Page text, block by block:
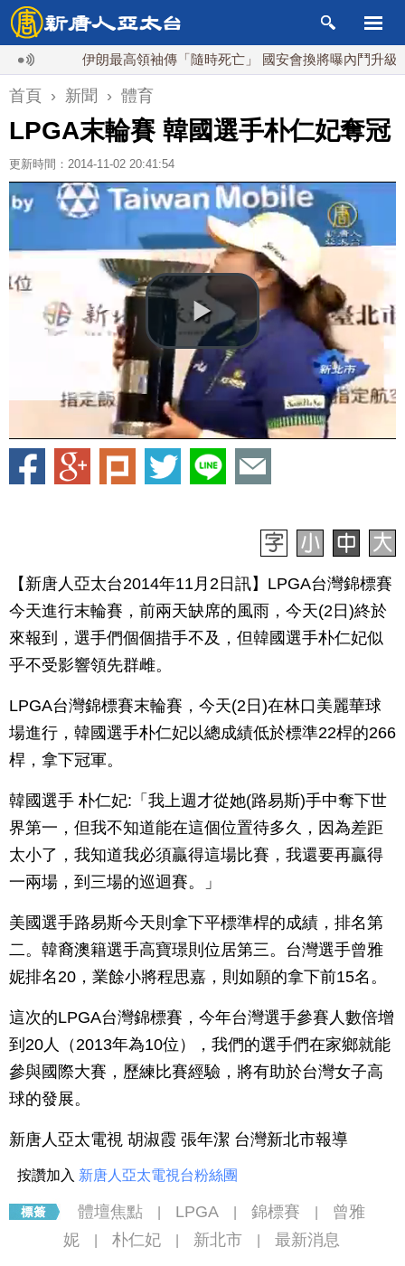
伊朗最高領袖傳「隨時死亡」 國安會換將曝內鬥升級
首頁 › 新聞 › 體育
LPGA末輪賽 韓國選手朴仁妃奪冠
更新時間：2014-11-02 20:41:54
【新唐人亞太台2014年11月2日訊】LPGA台灣錦標賽
今天進行末輪賽，前兩天缺席的風雨，今天(2日)終於
來報到，選手們個個措手不及，但韓國選手朴仁妃似
乎不受影響領先群雌。
LPGA台灣錦標賽末輪賽，今天(2日)在林口美麗華球
場進行，韓國選手朴仁妃以總成績低於標準22桿的266
桿，拿下冠軍。
韓國選手 朴仁妃:「我上週才從她(路易斯)手中奪下世
界第一，但我不知道能在這個位置待多久，因為差距
太小了，我知道我必須贏得這場比賽，我還要再贏得
一兩場，到三場的巡迴賽。」
美國選手路易斯今天則拿下平標準桿的成績，排名第
二。韓裔澳籍選手高寶璟則位居第三。台灣選手曾雅
妮排名20，業餘小將程思嘉，則如願的拿下前15名。
這次的LPGA台灣錦標賽，今年台灣選手參賽人數倍增
到20人（2013年為10位），我們的選手們在家鄉就能
參與國際大賽，歷練比賽經驗，將有助於台灣女子高
球的發展。
新唐人亞太電視 胡淑霞 張年潔 台灣新北市報導
按讚加入 新唐人亞太電視台粉絲團
體壇焦點 LPGA 錦標賽
曾雅
妮
朴仁妃 新北市 最新消息